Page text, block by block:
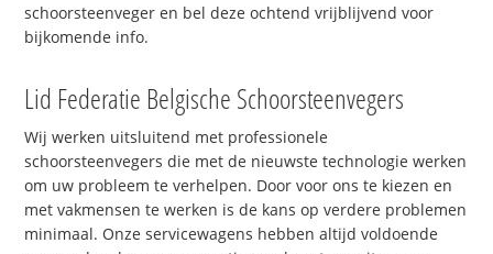
schoorsteenveger en bel deze ochtend vrijblijvend voor
bijkomende info.
Lid Federatie Belgische Schoorsteenvegers
Wij werken uitsluitend met professionele
schoorsteenvegers die met de nieuwste technologie werken
om uw probleem te verhelpen. Door voor ons te kiezen en
met vakmensen te werken is de kans op verdere problemen
minimaal. Onze servicewagens hebben altijd voldoende